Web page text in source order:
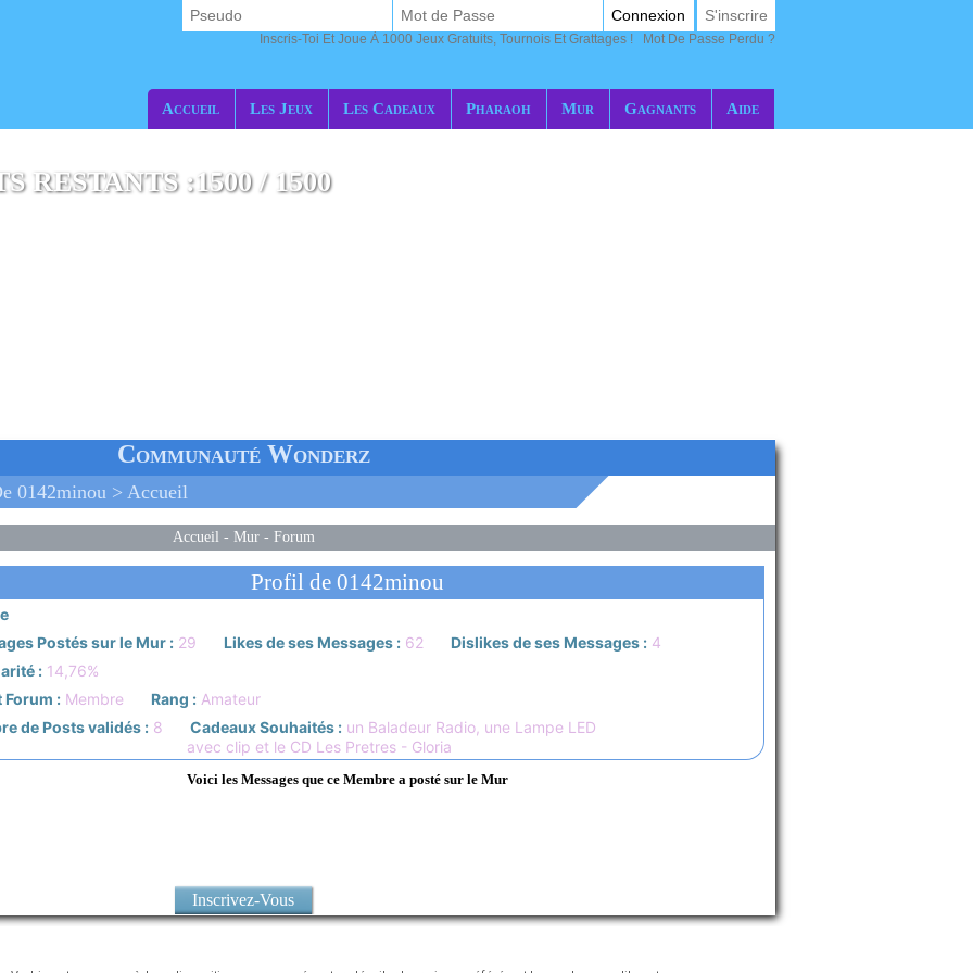
Accueil Les Jeux Les Cadeaux Pharaoh Mur Gagnants Aide
Connexion S'inscrire
Inscris-Toi Et Joue À 1000 Jeux Gratuits, Tournois Et Grattages ! Mot De Passe Perdu ?
RESTANTS :1500 / 1500
5G10A
Communauté Wonderz
0142minou > Accueil
Accueil - Mur- Forum
Profil de 0142minou
Postés sur le Mur :29 Likes de ses Messages :62 Dislikes de ses Messages :4
:14,76%
Forum :Membre Rang :Amateur
de Posts validés :8 Cadeaux Souhaités :un Baladeur Radio, une Lampe LED
avec clip et le CD Les Pretres - Gloria
Voici les Messages que ce Membre a posté sur le Mur
Inscrivez-Vous